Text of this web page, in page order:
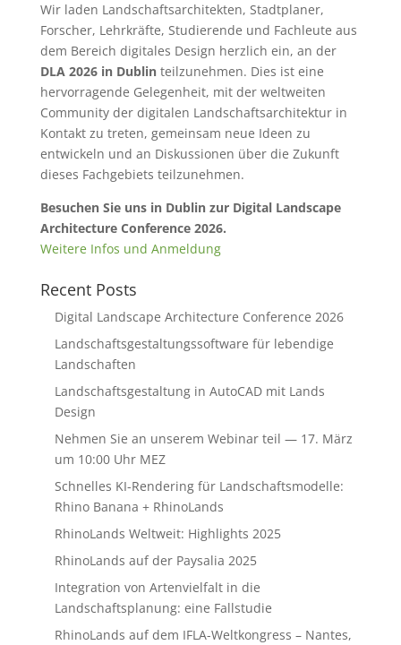
Wir laden Landschaftsarchitekten, Stadtplaner,
Forscher, Lehrkräfte, Studierende und Fachleute aus
dem Bereich digitales Design herzlich ein, an der
DLA 2026 in Dublinteilzunehmen. Dies ist eine
hervorragende Gelegenheit, mit der weltweiten
Community der digitalen Landschaftsarchitektur in
Kontakt zu treten, gemeinsam neue Ideen zu
entwickeln und an Diskussionen über die Zukunft
dieses Fachgebiets teilzunehmen.
Besuchen Sie uns in Dublin zur Digital Landscape
Architecture Conference 2026.
Weitere Infos und Anmeldung
Recent Posts
Digital Landscape Architecture Conference 2026
Landschaftsgestaltungssoftware für lebendige
Landschaften
Landschaftsgestaltung in AutoCAD mit Lands
Design
Nehmen Sie an unserem Webinar teil — 17. März
um 10:00 Uhr MEZ
Schnelles KI-Rendering für Landschaftsmodelle:
Rhino Banana + RhinoLands
RhinoLands Weltweit: Highlights 2025
RhinoLands auf der Paysalia 2025
Integration von Artenvielfalt in die
Landschaftsplanung: eine Fallstudie
RhinoLands auf dem IFLA-Weltkongress – Nantes,